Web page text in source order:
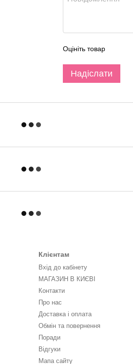
Оцініть товар
Надіслати
Клієнтам
Вхід до кабінету
МАГАЗИН В КИЄВІ
Контакти
Про нас
Доставка і оплата
Обмін та повернення
Поради
Відгуки
Мапа сайту